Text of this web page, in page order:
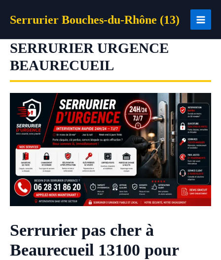
Serrurier Bouches-du-Rhône (13)
SERRURIER URGENCE
BEAURECUEIL
Serrurier pas cher à
Beaurecueil 13100 pour